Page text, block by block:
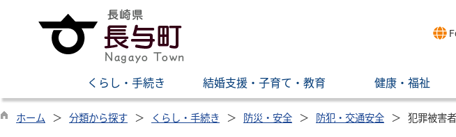
くらし・手続き 結婚支援・子育て・教育 健康・福祉
ホーム 分類から探す くらし・手続き 防災・安全 防犯・交通安全 犯罪被害